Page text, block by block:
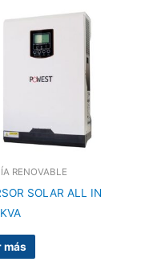
RENOVABLE
SOLAR ALL IN
más